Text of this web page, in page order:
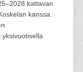
kattavan
kanssa.